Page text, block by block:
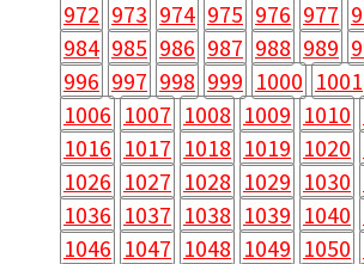
972 973 974 975 976 977
984 985 986 987 988 989
996 997 998 999 1000 1001
1006 1007 1008 1009 1010
1016 1017 1018 1019 1020
1026 1027 1028 1029 1030
1036 1037 1038 1039 1040
1046 1047 1048 1049 1050